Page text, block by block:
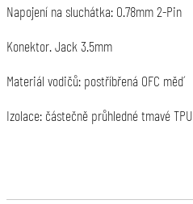
Napojení na sluchátka: 0.78mm 2-Pin
Konektor. Jack 3.5mm
Materiál vodičů: postříbřená OFC měď
Izolace: částečně průhledné tmavé TPU